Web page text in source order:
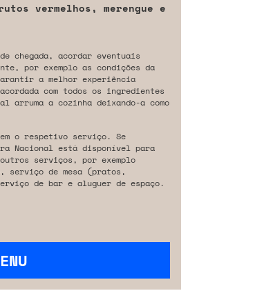
vermelhos, merengue e
chegada, acordar eventuais
por exemplo as condições da
a melhor experiência
com todos os ingredientes
a cozinha deixando-a como
o respetivo serviço. Se
Nacional está disponível para
serviços, por exemplo
serviço de mesa (pratos,
de bar e aluguer de espaço.